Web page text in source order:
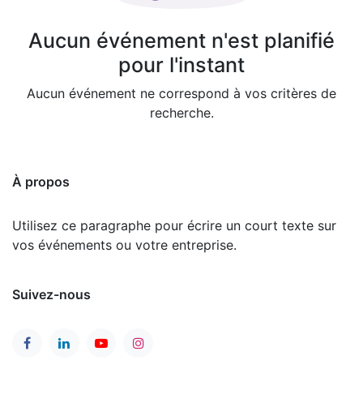
Aucun événement n'est planifié
pour l'instant
Aucun événement ne correspond à vos critères de
recherche.
À propos
Utilisez ce paragraphe pour écrire un court texte sur
vos événements ou votre entreprise.
Suivez-nous